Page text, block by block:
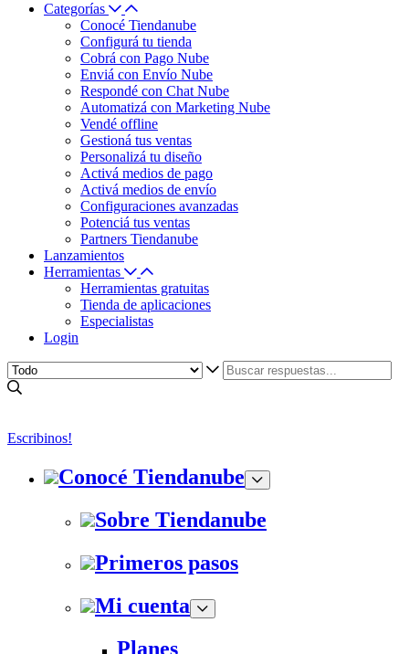
Categorías
Conocé Tiendanube
Configurá tu tienda
Cobrá con Pago Nube
Enviá con Envío Nube
Respondé con Chat Nube
Automatizá con Marketing Nube
Vendé offline
Gestioná tus ventas
Personalizá tu diseño
Activá medios de pago
Activá medios de envío
Configuraciones avanzadas
Potenciá tus ventas
Partners Tiendanube
Lanzamientos
Herramientas
Herramientas gratuitas
Tienda de aplicaciones
Especialistas
Login
Escribinos!
Conocé Tiendanube
Sobre Tiendanube
Primeros pasos
Mi cuenta
Planes